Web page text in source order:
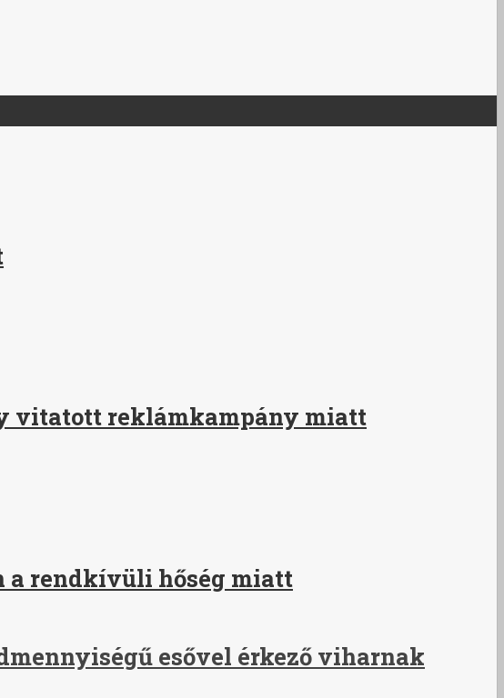
vitatott reklámkampány miatt
a rendkívüli hőség miatt
esővel érkező viharnak